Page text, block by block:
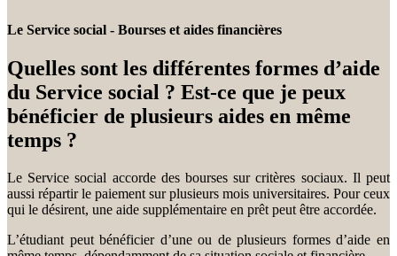
Le Service social - Bourses et aides financières
Quelles sont les différentes formes d’aide
du Service social ? Est-ce que je peux
bénéficier de plusieurs aides en même
temps ?
Le Service social accorde des bourses sur critères sociaux. Il peut
aussi répartir le paiement sur plusieurs mois universitaires. Pour ceux
qui le désirent, une aide supplémentaire en prêt peut être accordée.
L’étudiant peut bénéficier d’une ou de plusieurs formes d’aide en